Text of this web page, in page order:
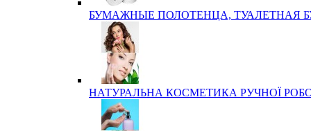
БУМАЖНЫЕ ПОЛОТЕНЦА, ТУАЛЕТНАЯ
НАТУРАЛЬНА КОСМЕТИКА РУЧНОЇ